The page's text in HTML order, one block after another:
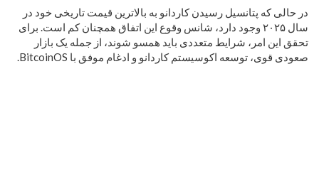
در حالی که پتانسیل رسیدن کاردانو به بالاترین قیمت تاریخی خود در
سال ۲۰۲۵ وجود دارد، شانس وقوع این اتفاق همچنان کم است. برای
تحقق این امر، شرایط متعددی باید همسو شوند، از جمله یک بازار
صعودی قوی، توسعه اکوسیستم کاردانو و ادغام موفق با BitcoinOS.